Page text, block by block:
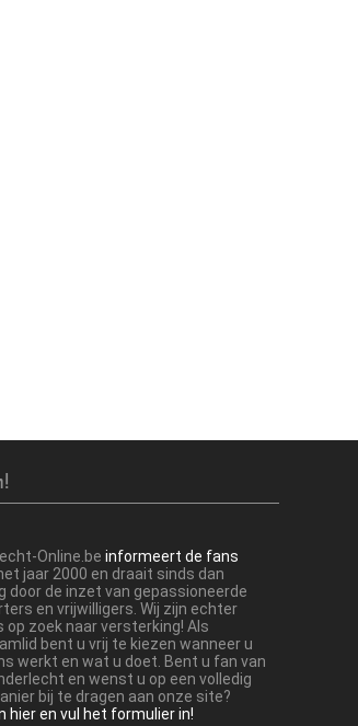
Online.be informeert de fans
jaar 2000 en draait sinds dan
door de inzet van gepassioneerde
en vrijwilligers. Wij zijn echter
op zoek naar versterking! Als
bent u vrij te kiezen wanneer u
werkt en wat u doet. Bent u fan van
en wenst u op een volledig
bij te dragen aan onze site?
hier en vul het formulier in!